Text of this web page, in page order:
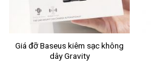
Giá đỡ Baseus kiêm sạc không
dây Gravity